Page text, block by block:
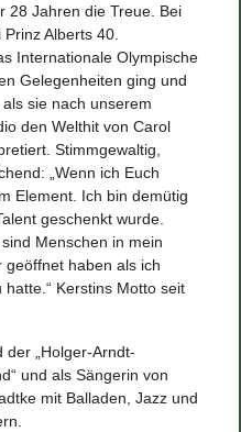
28 Jahren die Treue. Bei
Alberts 40.
Internationale Olympische
Gelegenheiten ging und
sie nach unserem
den Welthit von Carol
Stimmgewaltig,
„Wenn ich Euch
Element. Ich bin demütig
geschenkt wurde.
Menschen in mein
haben als ich
Kerstins Motto seit
der „Holger-Arndt-
und als Sängerin von
mit Balladen, Jazz und